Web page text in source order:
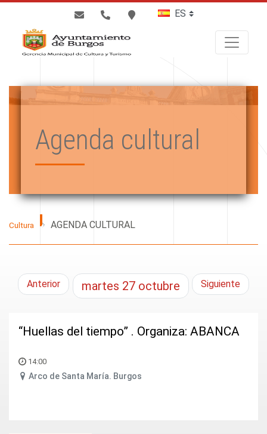
Agenda cultural
Cultura AGENDA CULTURAL
Anterior martes 27 octubre Siguiente
“Huellas del tiempo” . Organiza: ABANCA
14:00
Arco de Santa María. Burgos